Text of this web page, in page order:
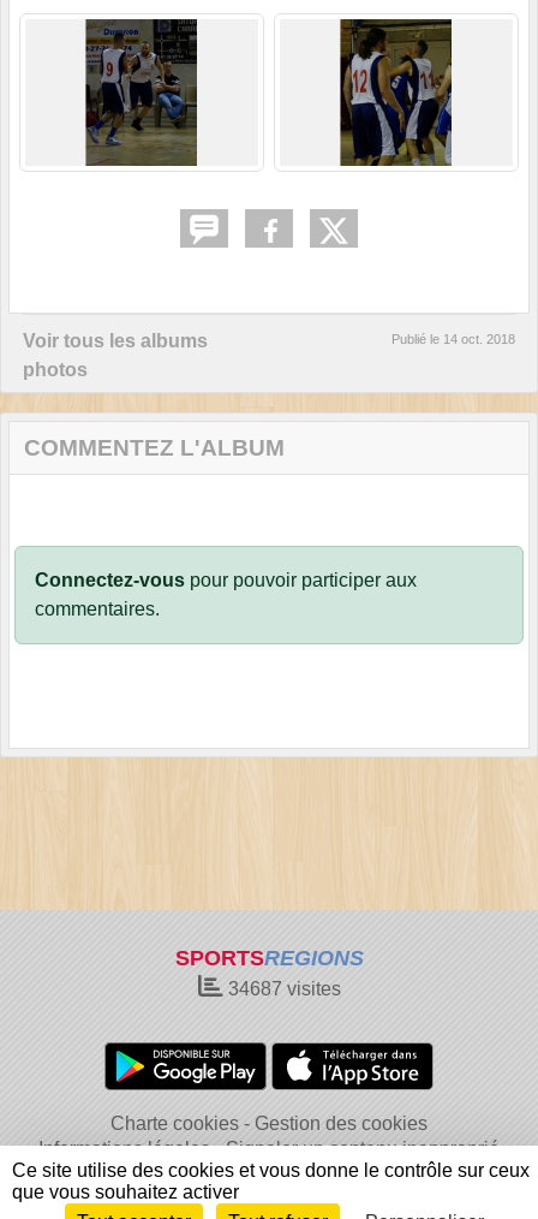
Voir tous les albums
photos
Publié le 14 oct. 2018
COMMENTEZ L'ALBUM
Connectez-vous pour pouvoir participer aux
commentaires.
SPORTSREGIONS
34687 visites
Charte cookies
Gestion des cookies
Informations légales
Signaler un contenu inapproprié
Ce site utilise des cookies et vous donne le contrôle sur ceux
que vous souhaitez activer